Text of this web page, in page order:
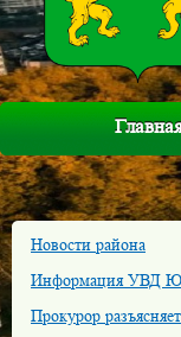
Новости района
Информация УВД
Прокурор разъясняет